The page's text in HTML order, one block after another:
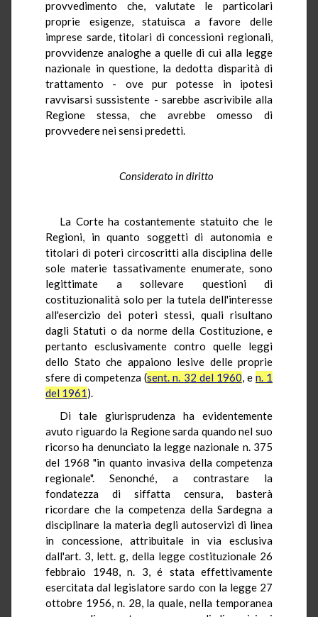
provvedimento che, valutate le particolari
proprie esigenze, statuisca a favore delle
imprese sarde, titolari di concessioni regionali,
provvidenze analoghe a quelle di cui alla legge
nazionale in questione, la dedotta disparità di
trattamento - ove pur potesse in ipotesi
ravvisarsi sussistente - sarebbe ascrivibile alla
Regione stessa, che avrebbe omesso di
provvedere nei sensi predetti.
Considerato in diritto
La Corte ha costantemente statuito che le
Regioni, in quanto soggetti di autonomia e
titolari di poteri circoscritti alla disciplina delle
sole materie tassativamente enumerate, sono
legittimate a sollevare questioni di
costituzionalità solo per la tutela dell'interesse
all'esercizio dei poteri stessi, quali risultano
dagli Statuti o da norme della Costituzione, e
pertanto esclusivamente contro quelle leggi
dello Stato che appaiono lesive delle proprie
sfere di competenza (sent. n. 32 del 1960, e n. 1
del 1961).
Di tale giurisprudenza ha evidentemente
avuto riguardo la Regione sarda quando nel suo
ricorso ha denunciato la legge nazionale n. 375
del 1968 "in quanto invasiva della competenza
regionale". Senonché, a contrastare la
fondatezza di siffatta censura, basterà
ricordare che la competenza della Sardegna a
disciplinare la materia degli autoservizi di linea
in concessione, attribuitale in via esclusiva
dall'art. 3, lett. g, della legge costituzionale 26
febbraio 1948, n. 3, é stata effettivamente
esercitata dal legislatore sardo con la legge 27
ottobre 1956, n. 28, la quale, nella temporanea